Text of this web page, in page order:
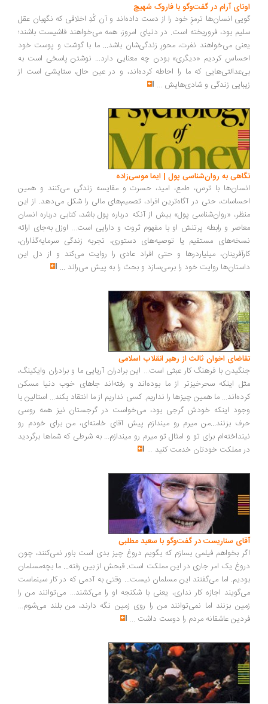
اونای آرام در گفت‌وگو با فاروک شهیچ‭
گویی انسان‌ها ترمزِ خود را از دست داده‌اند و آن کُدِ اخلاقی که نگهبان عقل
سلیم بود، فروریخته است. در دنیای امروز، همه می‌خواهند فاشیست باشند؛
یعنی می‌خواهند نفرت، محورِ زندگی‌شان باشد... ما با گوشت و پوست خود
احساس کردیم «دیگری» بودن چه معنایی دارد... نوشتن پاسخی است به
بی‌عدالتی‌هایی که ما را احاطه کرده‌اند، و در عین حال، ستایشی است از
زیبایی زندگی و شادی‌هایش ...
نگاهی به روان‌شناسی پول | ایما موسی‌زاده
انسان‌ها با ترس، طمع، امید، حسرت و مقایسه زندگی می‌کنند و همین
احساسات، حتی در آگاه‌ترین افراد، تصمیم‌های مالی را شکل می‌دهد. از این
منظر، «روان‌شناسی پول» بیش از آنکه درباره پول باشد، کتابی درباره انسان
معاصر و رابطه پرتنش او با مفهوم ثروت و دارایی است... اوزل به‌جای ارائه
نسخه‌های مستقیم یا توصیه‌های دستوری، تجربه زندگی سرمایه‌گذاران،
کارآفرینان، میلیاردرها و حتی افراد عادی را روایت می‌کند و از دل این
داستان‌ها روایت خود را برمی‌سازد و بحث را به پیش می‌راند ...
تقاضای اخوان ثالث از رهبر انقلاب اسلامی
جنگیدن با فرهنگ کار عبثی است... این برادران آریایی ما و برادران وایکینگ،
مثل اینکه سحرخیزتر از ما بوده‌اند و رفته‌اند جاهای خوب دنیا مسکن
کرده‌اند... ما همین چیزها را نداریم. کسی نداریم از ما انتقاد بکند... استالین با
وجود اینکه خودش گرجی بود، می‌خواست در گرجستان نیز همه روسی
حرف بزنند...من میرم رو میندازم پیش آقای خامنه‌ای، من برای خودم رو
نینداخته‌ام برای تو و امثال تو میرم رو میندازم... به شرطی که شماها برگردید
در مملکت خودتان خدمت کنید ...
آقای سناریست در گفت‌وگو با سعید مطلبی
اگر بخواهم فیلمی بسازم که بگویم دروغ چیز بدی است باور نمی‌کنند، چون
دروغ یک امر جاری در این مملکت است. قبحش از بین رفته... ما بچه‌مسلمان
بودیم. اما می‌گفتند این مسلمان نیست... وقتی به آدمی که در کار سینماست
می‌گویند اجازه کار نداری، یعنی با شکنجه او را می‌کشند... می‌توانند من را
زمین بزنند اما نمی‌توانند من را روی زمین نگه دارند، من بلند می‌شوم...
فردین عاشقانه مردم را دوست داشت ...